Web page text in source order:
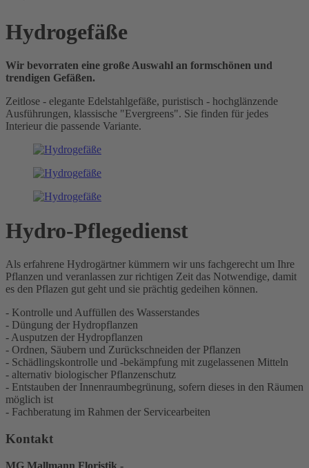
Hydrogefäße
Wir bevorraten eine große Auswahl an formschönen und
trendigen Gefäßen.
Zeitlose - elegante Edelstahlgefäße, puristisch - hochglänzende
Ausführungen, klassische "Evergreens". Sie finden für jedes
Interieur die passende Variante.
Hydro-Pflegedienst
Als erfahrene Hydrogärtner kümmern wir uns fachgerecht um Ihre
Pflanzen und veranlassen zur richtigen Zeit das Notwendige, damit
es den Pflazen gut geht und sie prächtig gedeihen können.
- Kontrolle und Auffüllen des Wasserstandes
- Düngung der Hydropflanzen
- Ausputzen der Hydropflanzen
- Ordnen, Säubern und Zurückschneiden der Pflanzen
- Schädlingskontrolle und -bekämpfung mit zugelassenen Mitteln
- alternativ biologischer Pflanzenschutz
- Entstauben der Innenraumbegrünung, sofern dieses in den Räumen
möglich ist
- Fachberatung im Rahmen der Servicearbeiten
Kontakt
MG Mallmann Floristik -